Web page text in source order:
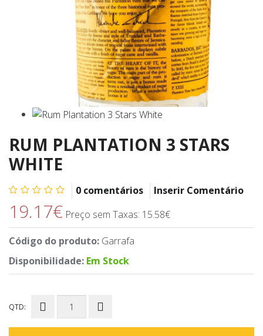
RUM PLANTATION 3 STARS
WHITE
0 comentários Inserir Comentário
19.17€ Preço sem Taxas: 15.58€
Código do produto: Garrafa
Disponibilidade: Em Stock
QTD: